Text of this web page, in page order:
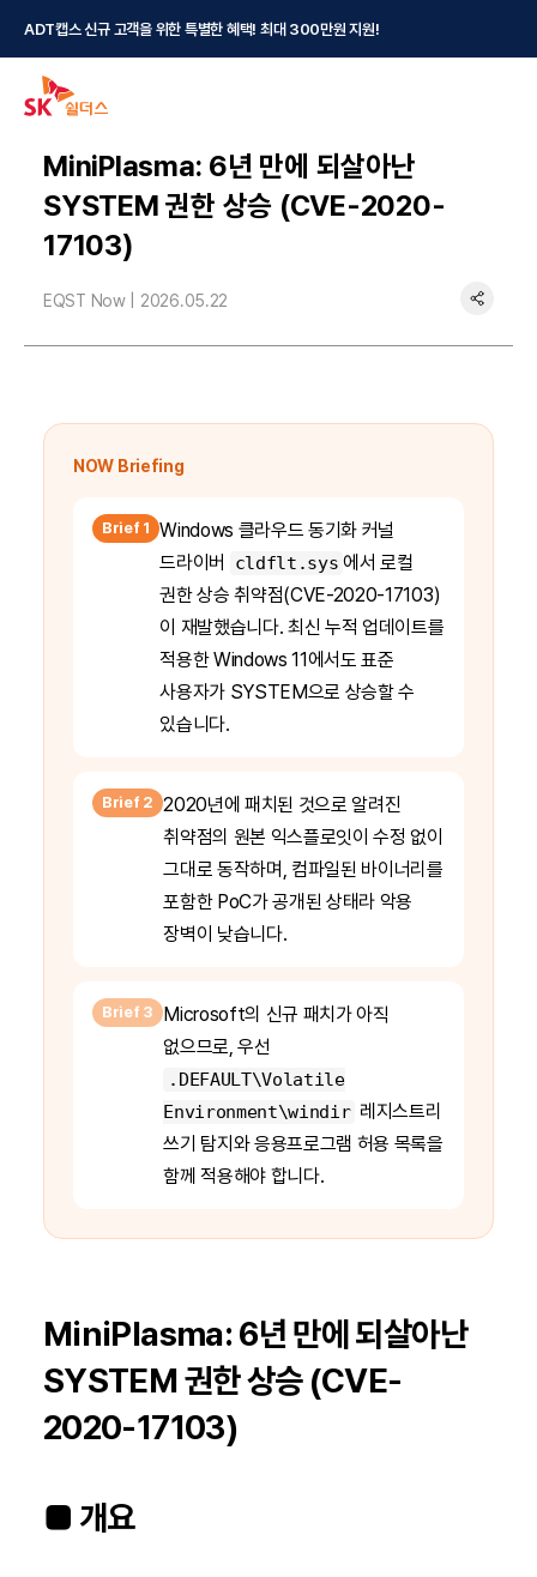
ADT캡스 신규 고객을 위한 특별한 혜택! 최대 300만원 지원!
MiniPlasma: 6년 만에 되살아난
SYSTEM 권한 상승 (CVE-2020-
17103)
EQST Now | 2026.05.22
NOW Briefing
Brief 1
Windows 클라우드 동기화 커널
드라이버
cldflt.sys 에서 로컬
권한 상승 취약점(CVE-2020-17103)
이 재발했습니다. 최신 누적 업데이트를
적용한 Windows 11에서도 표준
사용자가 SYSTEM으로 상승할 수
있습니다.
Brief 2
2020년에 패치된 것으로 알려진
취약점의 원본 익스플로잇이 수정 없이
그대로 동작하며, 컴파일된 바이너리를
포함한 PoC가 공개된 상태라 악용
장벽이 낮습니다.
Brief 3
Microsoft의 신규 패치가 아직
없으므로, 우선
.DEFAULT\Volatile
Environment\windir 레지스트리
쓰기 탐지와 응용프로그램 허용 목록을
함께 적용해야 합니다.
MiniPlasma: 6년 만에 되살아난
SYSTEM 권한 상승 (CVE-
2020-17103)
■ 개요